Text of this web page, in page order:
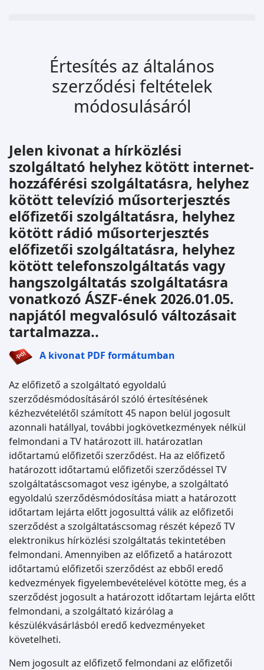
Értesítés az általános
szerződési feltételek
módosulásáról
Jelen kivonat a hírközlési
szolgáltató helyhez kötött internet-
hozzáférési szolgáltatásra, helyhez
kötött televízió műsorterjesztés
előfizetői szolgáltatásra, helyhez
kötött rádió műsorterjesztés
előfizetői szolgáltatásra, helyhez
kötött telefonszolgáltatás vagy
hangszolgáltatás szolgáltatásra
vonatkozó ÁSZF-ének 2026.01.05.
napjától megvalósuló változásait
tartalmazza..
A kivonat PDF formátumban
Az előfizető a szolgáltató egyoldalú
szerződésmódosításáról szóló értesítésének
kézhezvételétől számított 45 napon belül jogosult
azonnali hatállyal, további jogkövetkezmények nélkül
felmondani a TV határozott ill. határozatlan
időtartamú előfizetői szerződést. Ha az előfizető
határozott időtartamú előfizetői szerződéssel TV
szolgáltatáscsomagot vesz igénybe, a szolgáltató
egyoldalú szerződésmódosítása miatt a határozott
időtartam lejárta előtt jogosulttá válik az előfizetői
szerződést a szolgáltatáscsomag részét képező TV
elektronikus hírközlési szolgáltatás tekintetében
felmondani. Amennyiben az előfizető a határozott
időtartamú előfizetői szerződést az ebből eredő
kedvezmények figyelembevételével kötötte meg, és a
szerződést jogosult a határozott időtartam lejárta előtt
felmondani, a szolgáltató kizárólag a
készülékvásárlásból eredő kedvezményeket
követelheti.
Nem jogosult az előfizető felmondani az előfizetői